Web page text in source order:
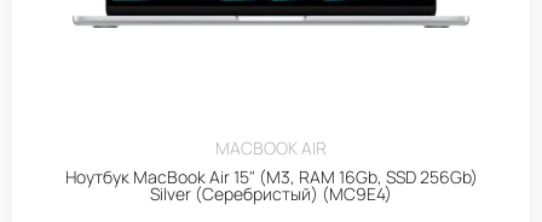
MACBOOK AIR
Ноутбук MacBook Air 15" (M3, RAM 16Gb, SSD 256Gb)
Silver (Серебристый) (MC9E4)